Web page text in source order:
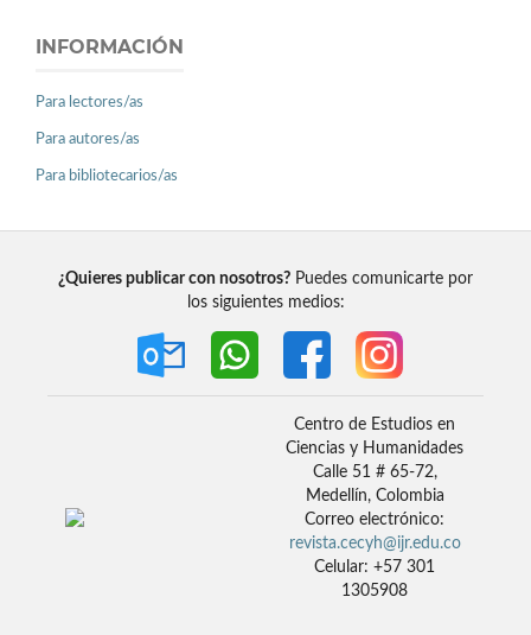
INFORMACIÓN
Para lectores/as
Para autores/as
Para bibliotecarios/as
¿Quieres publicar con nosotros? Puedes comunicarte por
los siguientes medios:
Centro de Estudios en
Ciencias y Humanidades
Calle 51 # 65-72,
Medellín, Colombia
Correo electrónico:
revista.cecyh@ijr.edu.co
Celular: +57 301
1305908